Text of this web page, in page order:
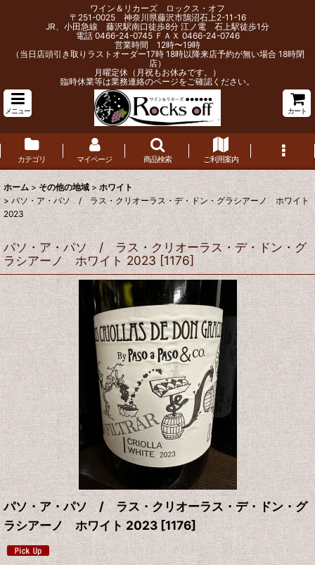
ワイン＆リカーズ ロックス・オフ
〒251-0025 神奈川県藤沢市鵠沼石上2-11-16
JR、小田急線 藤沢駅南口徒歩8分 江ノ電 石上駅徒歩1分
電話 0466-24-0745 ＦＡＸ 0466-24-0746
営業時間 12時〜19時
（当日店頭引き取りラストオーダー17時 18時以降来店予約が無い場合 18時閉
店）
月曜定休（月祝もお休みです。）
臨時休業等は業務連絡のページをご確認ください。
メニュー カート
カテゴリ マイページ 商品検索 ご利用案内
ホーム > その他の地域 > ホワイト
> パソ・ア・パソ / ラス・クリオーラス・デ・ドン・グラシアーノ ホワイト
2023
パソ・ア・パソ / ラス・クリオーラス・デ・ドン・グ
ラシアーノ ホワイト 2023 [1176]
パソ・ア・パソ / ラス・クリオーラス・デ・ドン・グ
ラシアーノ ホワイト 2023 [1176]